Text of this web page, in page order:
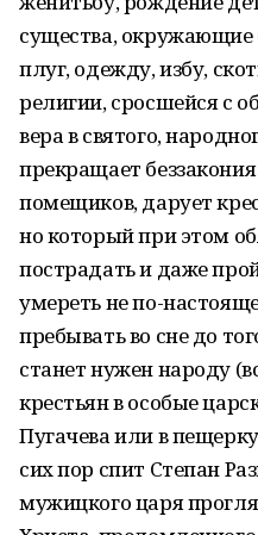
существа, окружающие
плуг, одежду, избу,
религии, сросшейся с
вера в святого,
прекращает
помещиков, дарует
но который при этом
пострадать и даже
умереть не по-
пребывать во сне до
станет нужен народу
крестьян в особые
Пугачева или в
сих пор спит Степан
мужицкого царя